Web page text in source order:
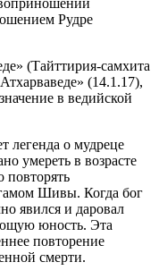
Рудре
(Тайттирия-самхита
(14.1.17),
в ведийской
легенда о мудреце
умереть в возрасте
повторять
Шивы. Когда бог
явился и даровал
юность. Эта
повторение
смерти.